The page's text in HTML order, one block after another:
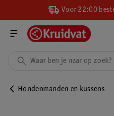
Voor 22:00
Hondenmanden en kussens